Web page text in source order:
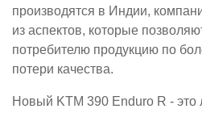
производятся в Индии,
из аспектов, которые
потребителю продукцию по
потери качества.
Новый KTM 390 Enduro R - это